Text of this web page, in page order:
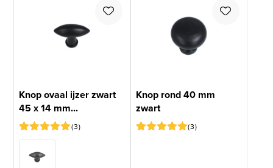
Knop ovaal ijzer zwart
45 x 14 mm...
Gewaardeerd
op 5
gebaseerd
3
3
Knop rond 40 mm
zwart
3